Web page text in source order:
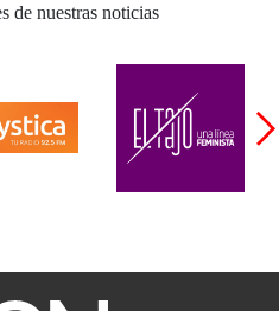
de nuestras noticias